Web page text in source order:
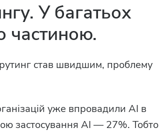
У багатьох
частиною.
став швидшим, проблему
уже впровадили AI в
застосування AI — 27%. Тобто